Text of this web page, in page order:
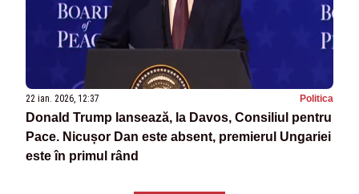
22 ian. 2026, 12:37 Politica
Donald Trump lansează, la Davos, Consiliul pentru
Pace. Nicușor Dan este absent, premierul Ungariei
este în primul rând